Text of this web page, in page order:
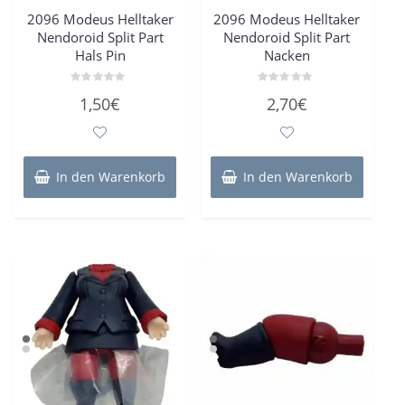
2096 Modeus Helltaker
Nendoroid Split Part
Hals Pin
mit1,50€
In den Warenkorb
2096 Modeus Helltaker
Nendoroid Split Part
Nacken
mit2,70€
In den Warenkorb